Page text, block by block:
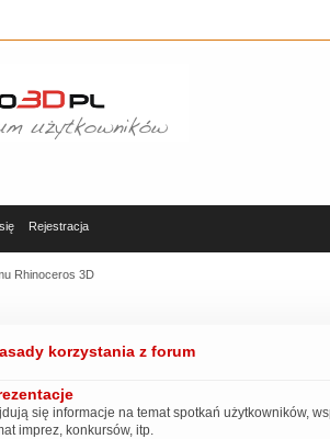
Rejestracja
Rhinoceros 3D
korzystania z forum
się informacje na temat spotkań użytkowników,
imprez, konkursów, itp.